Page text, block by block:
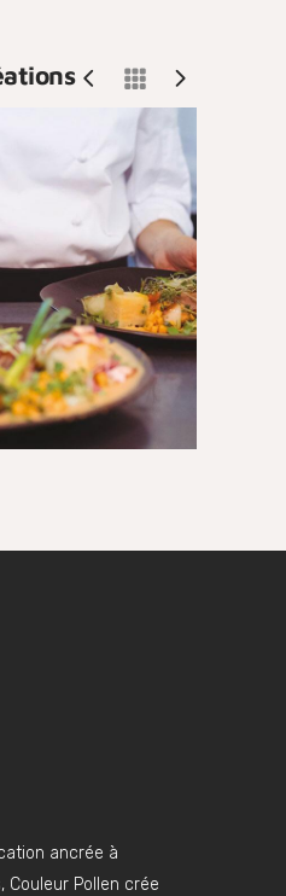
Restaurateurs
Garonne
ancrée à
Couleur Pollen crée